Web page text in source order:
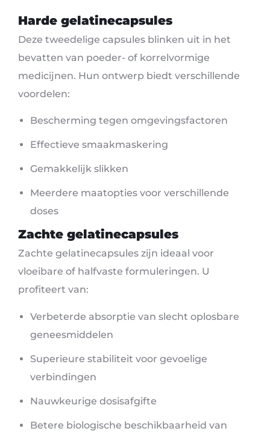
Harde gelatinecapsules
Deze tweedelige capsules blinken uit in het
bevatten van poeder- of korrelvormige
medicijnen. Hun ontwerp biedt verschillende
voordelen:
Bescherming tegen omgevingsfactoren
Effectieve smaakmaskering
Gemakkelijk slikken
Meerdere maatopties voor verschillende
doses
Zachte gelatinecapsules
Zachte gelatinecapsules zijn ideaal voor
vloeibare of halfvaste formuleringen. U
profiteert van:
Verbeterde absorptie van slecht oplosbare
geneesmiddelen
Superieure stabiliteit voor gevoelige
verbindingen
Nauwkeurige dosisafgifte
Betere biologische beschikbaarheid van